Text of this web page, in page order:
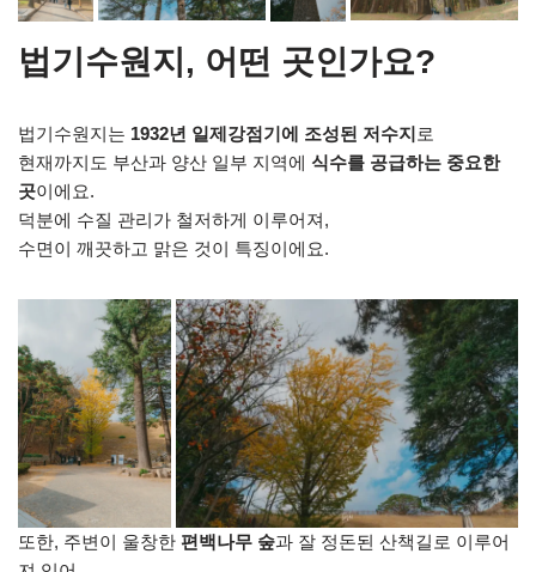
법기수원지, 어떤 곳인가요?
법기수원지는 1932년 일제강점기에 조성된 저수지 로
현재까지도 부산과 양산 일부 지역에 식수를 공급하는 중요한
곳이에요.
덕분에 수질 관리가 철저하게 이루어져,
수면이 깨끗하고 맑은 것이 특징이에요.
또한, 주변이 울창한 편백나무 숲과 잘 정돈된 산책길로 이루어